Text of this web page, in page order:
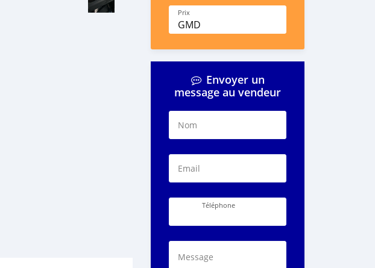
Prix
GMD
Envoyer un
message au vendeur
Nom
Email
Téléphone
Message